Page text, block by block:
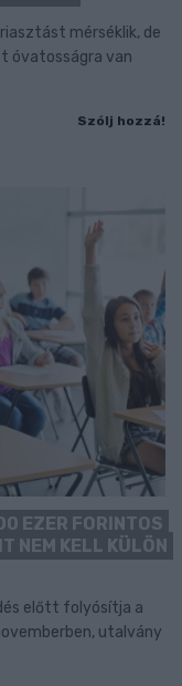
mérséklik, de
óvatosságra van
Szólj hozzá!
EZER FORINTOS
NEM KELL KÜLÖN
előtt folyósítja a
utalvány